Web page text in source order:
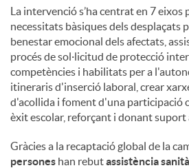
g
u
t
s
La intervenció s’ha centrat en 7
necessitats bàsiques dels desplaçats
benestar emocional dels afectats,
procés de sol·licitud de protecció
competències i habilitats per a
itineraris d'inserció laboral, crear
d'acollida i foment d'una participació
èxit escolar, reforçant i donant suport
Gràcies a la recaptació global de la
persones han rebutassistència